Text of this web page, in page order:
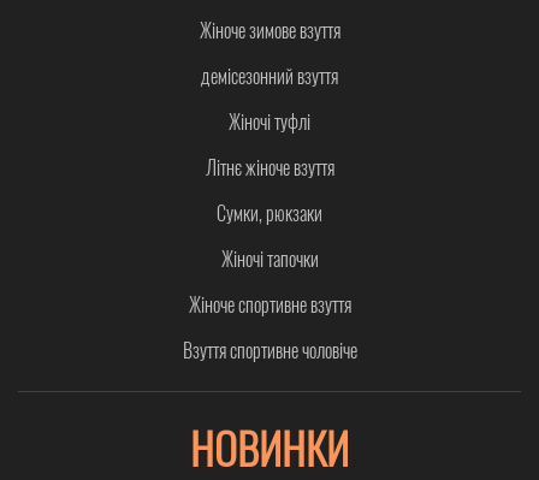
Жіноче зимове взуття
демісезонний взуття
Жіночі туфлі
Літнє жіноче взуття
Сумки, рюкзаки
Жіночі тапочки
Жіноче спортивне взуття
Взуття спортивне чоловіче
НОВИНКИ